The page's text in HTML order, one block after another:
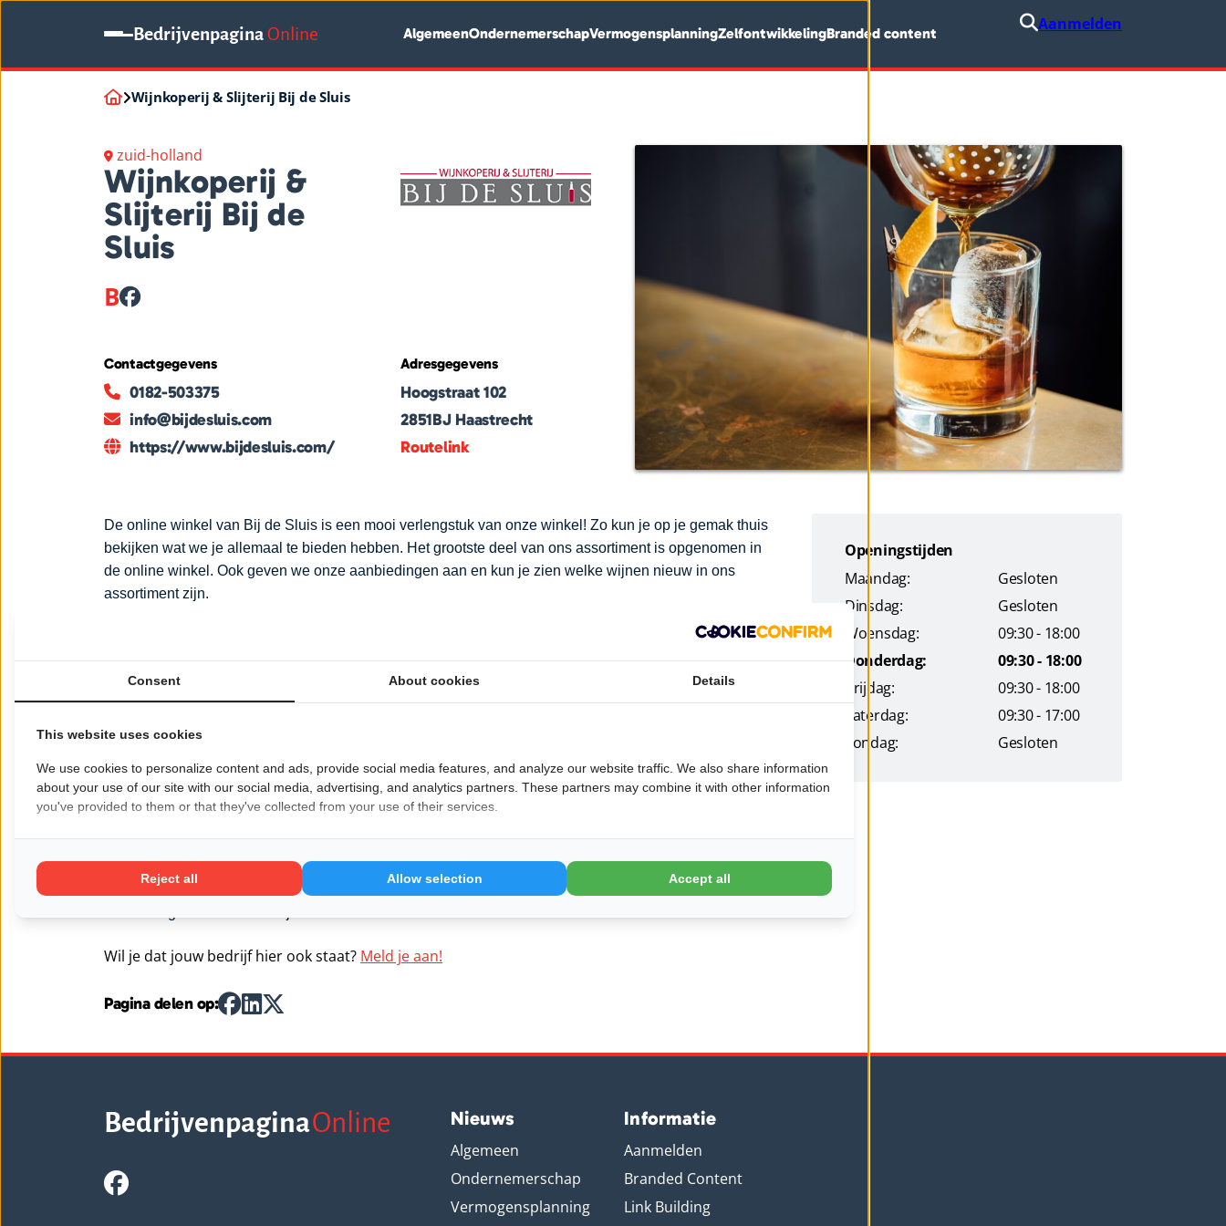
BedrijvenpaginaOnline AlgemeenOndernemerschapVermogensplanningZelfontwikkelingBranded content Aanmelden
Wijnkoperij & Slijterij Bij de Sluis
zuid-holland
Wijnkoperij &
Slijterij Bij de
Sluis
B
Contactgegevens
0182-503375
info@bijdesluis.com
https://www.bijdesluis.com/
Adresgegevens
Hoogstraat 102
2851BJ Haastrecht
Routelink
De online winkel van Bij de Sluis is een mooi verlengstuk van onze winkel! Zo kun je op je gemak thuis
bekijken wat we je allemaal te bieden hebben. Het grootste deel van ons assortiment is opgenomen in
de online winkel. Ook geven we onze aanbiedingen aan en kun je zien welke wijnen nieuw in ons
assortiment zijn.
Om tot een goede keuze te komen zouden we je willen vragen goed over de smaak na te denken
waarnaar je op zoek bent. Zo krijgt jouw etentje of borrel een extra dimensie want als smaken goed op
elkaar zijn afgestemd versterken zij elkaar.
Veel mensen beschouwen smaak als iets persoonlijks. Men heeft het al vaak over lekker of niet lekker.
umami of termen als hout gelagerd, kruidig, aromatisch zijn niet concreet genoeg om naar smaak te
kijken.
drankje juist ‘s winters als het koud is? Maar ook de temperatuur van het product. Water in vloeibare
vorm smaakt anders dan ijs. Daarom kan SMAAK ook beter objectief beschreven worden aan de hand
Wil je dat jouw bedrijf hier ook staat? Meld je aan!
Pagina delen op:
Openingstijden
Maandag:
Gesloten
Dinsdag:
Gesloten
Woensdag:
09:30 - 18:00
Donderdag:
09:30 - 18:00
Vrijdag:
09:30 - 18:00
Zaterdag:
09:30 - 17:00
Zondag:
Gesloten
BedrijvenpaginaOnline Nieuws
Algemeen
Ondernemerschap
Vermogensplanning
Informatie
Aanmelden
Branded Content
Link Building
Consent About cookies Details
This website uses cookies
We use cookies to personalize content and ads, provide social media features, and analyze our website traffic. We also share information
about your use of our site with our social media, advertising, and analytics partners. These partners may combine it with other information
you've provided to them or that they've collected from your use of their services.
Reject all Allow selection Accept all